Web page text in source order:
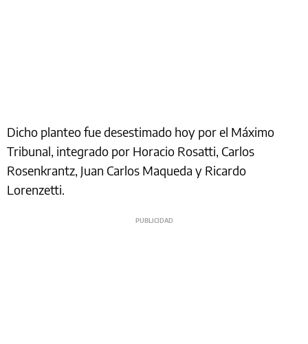
Dicho planteo fue desestimado hoy por el Máximo
Tribunal, integrado por Horacio Rosatti, Carlos
Rosenkrantz, Juan Carlos Maqueda y Ricardo
Lorenzetti.